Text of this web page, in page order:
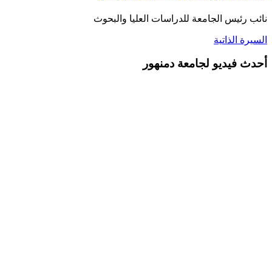
نائب رئيس الجامعة للدراسات العليا والبحوث
السيرة الذاتية
أحدث فيديو لجامعة دمنهور